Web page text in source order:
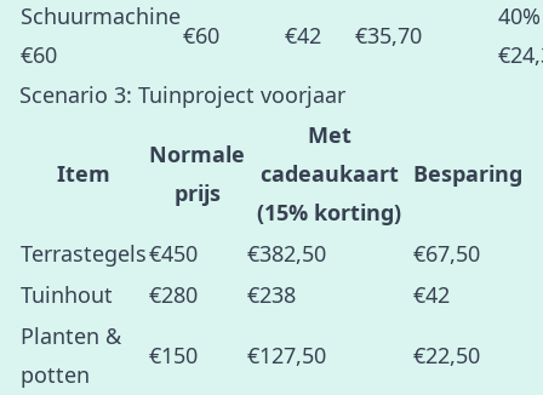
Schuurmachine
€60
€60 €42 €35,70
Scenario 3: Tuinproject voorjaar
Item
Normale
prijs
Met
cadeaukaart
(15% korting)
Besparing
Terrastegels€450 €382,50
€67,50
Tuinhout
€280 €238
€42
Planten &
potten
€150 €127,50 €22,50